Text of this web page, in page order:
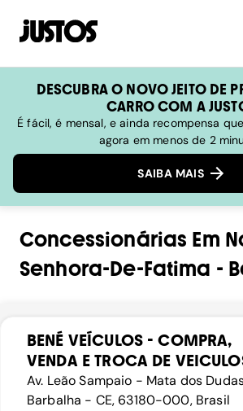
DESCUBRA O NOVO JEITO DE
CARRO COM A
É fácil, é mensal, e ainda recompensa
agora em menos de 2
SAIBA MAIS
Concessionárias Em
Senhora-De-Fatima -
BENÉ VEÍCULOS - COMPRA,
VENDA E TROCA DE
Av. Leão Sampaio - Mata dos
Barbalha - CE, 63180-000, Brasil